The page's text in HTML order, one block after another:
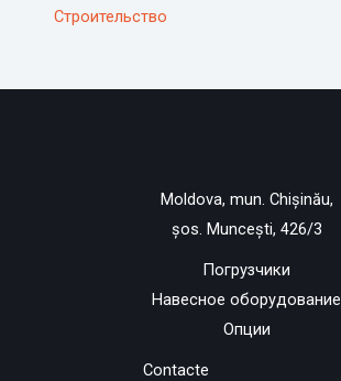
Строительство
Moldova, mun. Chișinău,
șos. Muncești, 426/3
Погрузчики
Навесное оборудование
Опции
Contacte